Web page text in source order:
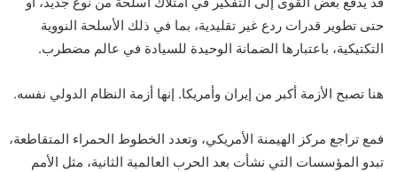
حتى تطوير قدرات ردع غير تقليدية، بما في ذلك الأسلحة النووية
التكتيكية، باعتبارها الضمانة الوحيدة للسيادة في عالم مضطرب.
هنا تصبح الأزمة أكبر من إيران وأمريكا. إنها أزمة النظام الدولي نفسه.
فمع تراجع مركز الهيمنة الأمريكي، وتعدد الخطوط الحمراء المتقاطعة،
تبدو المؤسسات التي نشأت بعد الحرب العالمية الثانية، مثل الأمم